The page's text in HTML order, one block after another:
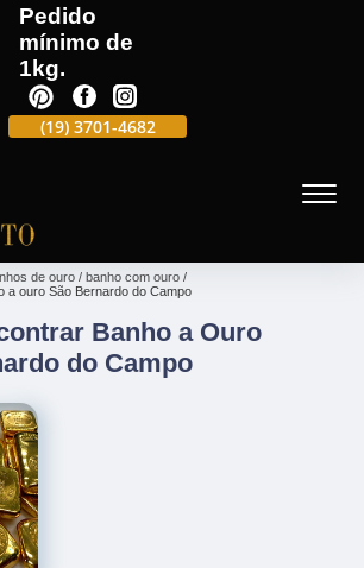
Pedido
mínimo de
1kg.
(19) 3701-4682 (19)
de ouro
banho com ouro
a ouro São Bernardo do Campo
Banho a Ouro
do Campo